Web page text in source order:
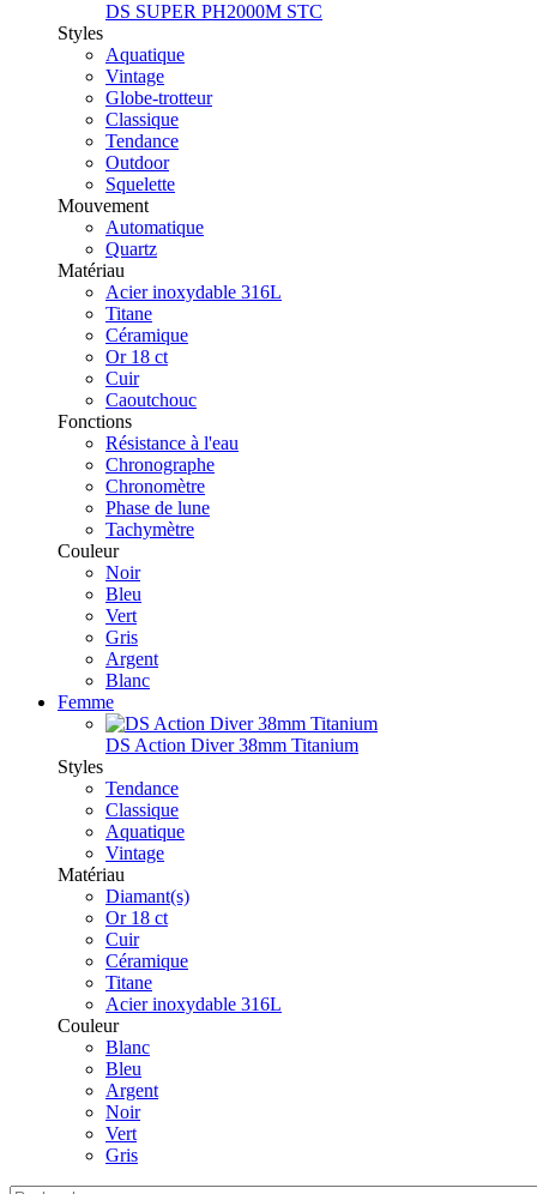
DS SUPER PH2000M STC
Styles
Aquatique
Vintage
Globe-trotteur
Classique
Tendance
Outdoor
Squelette
Mouvement
Automatique
Quartz
Matériau
Acier inoxydable 316L
Titane
Céramique
Or 18 ct
Cuir
Caoutchouc
Fonctions
Résistance à l'eau
Chronographe
Chronomètre
Phase de lune
Tachymètre
Couleur
Noir
Bleu
Vert
Gris
Argent
Blanc
Femme
DS Action Diver 38mm Titanium
Styles
Tendance
Classique
Aquatique
Vintage
Matériau
Diamant(s)
Or 18 ct
Cuir
Céramique
Titane
Acier inoxydable 316L
Couleur
Blanc
Bleu
Argent
Noir
Vert
Gris